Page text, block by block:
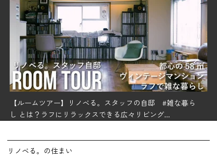
【ルームツアー】リノベる。スタッフの自邸 #雑な暮ら
し とは？ラフにリラックスできる広々リビング...
リノベる。の住まい